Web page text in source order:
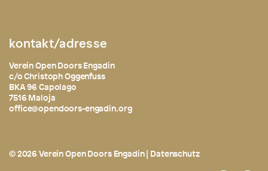
kontakt/adresse
Verein Open Doors Engadin
c/o Christoph Oggenfuss
BKA 96 Capolago
7516 Maloja
office@opendoors-engadin.org
© 2026 Verein Open Doors Engadin | Datenschutz